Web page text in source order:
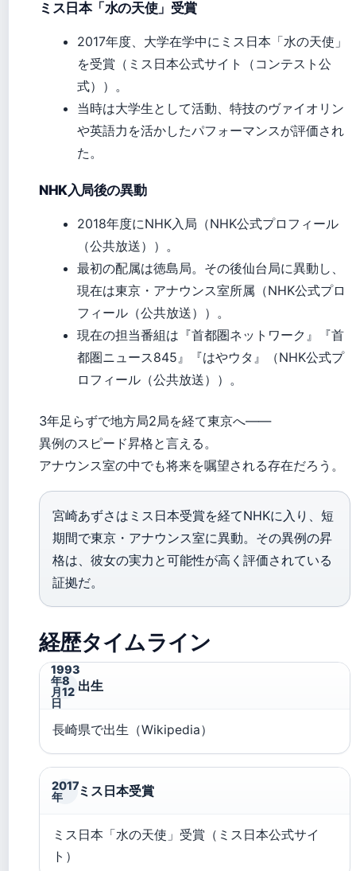
ミス日本「水の天使」受賞
2017年度、大学在学中にミス日本「水の天使」
を受賞（ミス日本公式サイト（コンテスト公
式））。
当時は大学生として活動、特技のヴァイオリン
や英語力を活かしたパフォーマンスが評価され
た。
NHK入局後の異動
2018年度にNHK入局（NHK公式プロフィール
（公共放送））。
最初の配属は徳島局。その後仙台局に異動し、
現在は東京・アナウンス室所属（NHK公式プロ
フィール（公共放送））。
現在の担当番組は『首都圏ネットワーク』『首
都圏ニュース845』『はやウタ』（NHK公式プ
ロフィール（公共放送））。
3年足らずで地方局2局を経て東京へ——
異例のスピード昇格と言える。
アナウンス室の中でも将来を嘱望される存在だろう。
宮崎あずさはミス日本受賞を経てNHKに入り、短
期間で東京・アナウンス室に異動。その異例の昇
格は、彼女の実力と可能性が高く評価されている
証拠だ。
経歴タイムライン
1993
年8
月12
日
出生
長崎県で出生（Wikipedia）
2017
年
ミス日本受賞
ミス日本「水の天使」受賞（ミス日本公式サイ
ト）